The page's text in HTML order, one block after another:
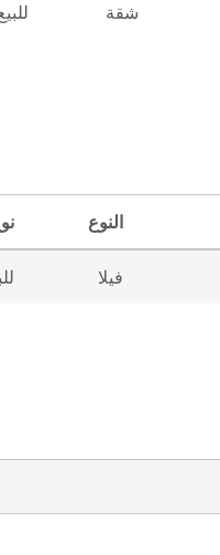
شقة
النوع
فيلا